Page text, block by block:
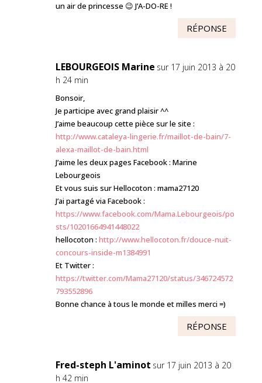
un air de princesse 😉 J’A-DO-RE !
RÉPONSE
LEBOURGEOIS Marine sur 17 juin 2013 à 20
h 24 min
Bonsoir,
Je participe avec grand plaisir ^^
J’aime beaucoup cette pièce sur le site :
http://www.cataleya-lingerie.fr/maillot-de-bain/7-
alexa-maillot-de-bain.html
J’aime les deux pages Facebook : Marine
Lebourgeois
Et vous suis sur Hellocoton : mama27120
J’ai partagé via Facebook :
https://www.facebook.com/Mama.Lebourgeois/po
sts/10201664941448022
hellocoton : http://www.hellocoton.fr/douce-nuit-
concours-inside-m1384991
Et Twitter :
https://twitter.com/Mama27120/status/346724572
793552896
Bonne chance à tous le monde et milles merci =)
RÉPONSE
Fred-steph L'aminot sur 17 juin 2013 à 20
h 42 min